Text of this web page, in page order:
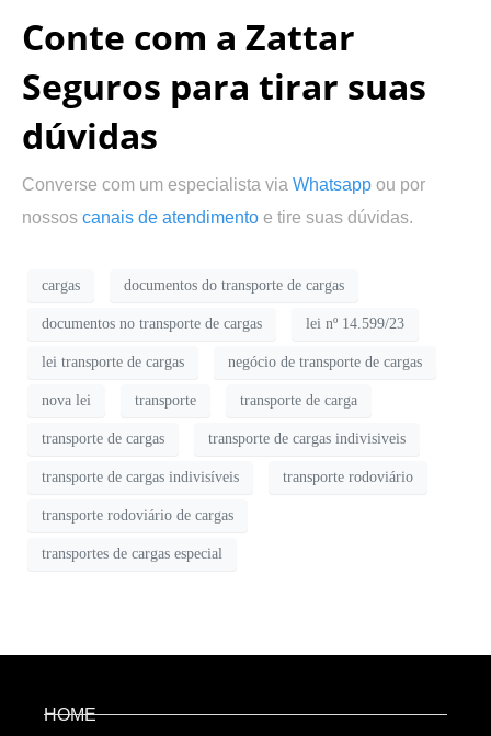
Conte com a Zattar
Seguros para tirar suas
dúvidas
Converse com um especialista via Whatsapp ou por
nossos canais de atendimento e tire suas dúvidas.
cargas documentos do transporte de cargas
documentos no transporte de cargas lei nº 14.599/23
lei transporte de cargas negócio de transporte de cargas
nova lei transporte transporte de carga
transporte de cargas transporte de cargas indivisiveis
transporte de cargas indivisíveis transporte rodoviário
transporte rodoviário de cargas
transportes de cargas especial
HOME